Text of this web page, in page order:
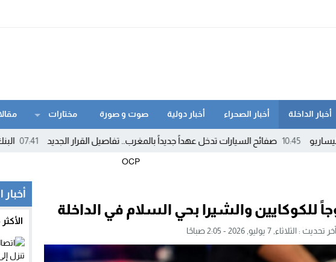
أخبار الداخلة أخبار الصحراء أخبار دولية صوت و صورة مختارات
10:45 صفائح السيارات تدخل عهداً جديداً بالمغرب.. تفاصيل القرار الجديد 07:41 البنك
للكوكايين والشيرا بحي السلام في الداخلة
آخر تحديث : الثلاثاء, 7 يوليو, 2026 - 2:05 صباحًا
أخبار